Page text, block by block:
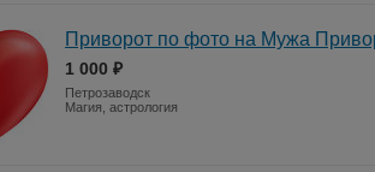
Приворот по фото на Мужа
1 000 ₽
Петрозаводск
Магия, астрология